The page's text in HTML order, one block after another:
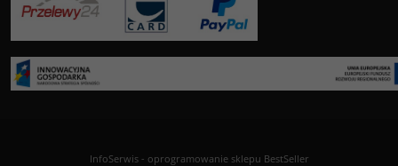
InfoSerwis- oprogramowanie sklepu BestSeller